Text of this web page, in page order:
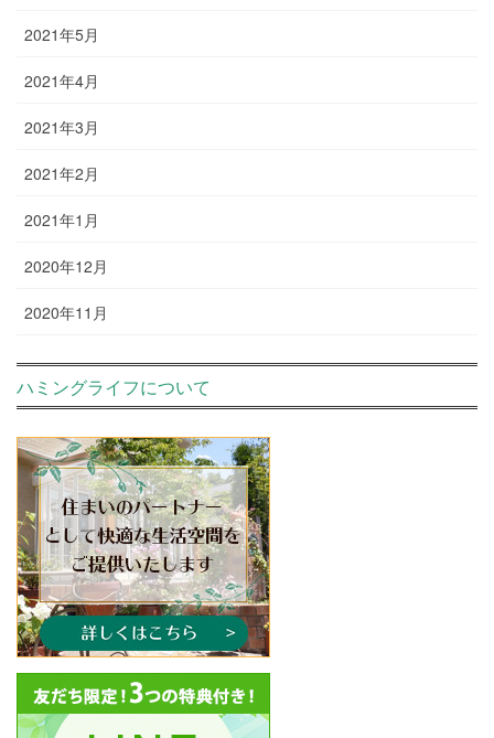
2021年5月
2021年4月
2021年3月
2021年2月
2021年1月
2020年12月
2020年11月
ハミングライフについて